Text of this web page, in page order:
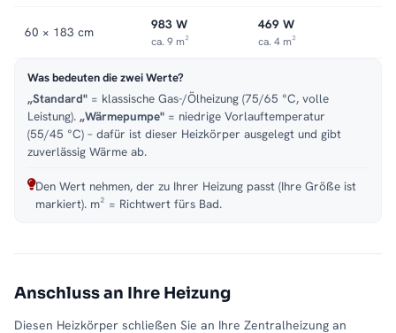
60 × 183 cm 983 W
ca. 9 m²
469 W
ca. 4 m²
Was bedeuten die zwei Werte?
„Standard" = klassische Gas-/Ölheizung (75/65 °C, volle
Leistung). „Wärmepumpe" = niedrige Vorlauftemperatur
(55/45 °C) – dafür ist dieser Heizkörper ausgelegt und gibt
zuverlässig Wärme ab.
Den Wert nehmen, der zu Ihrer Heizung passt (Ihre Größe ist
markiert). m² = Richtwert fürs Bad.
Anschluss an Ihre Heizung
Diesen Heizkörper schließen Sie an Ihre Zentralheizung an